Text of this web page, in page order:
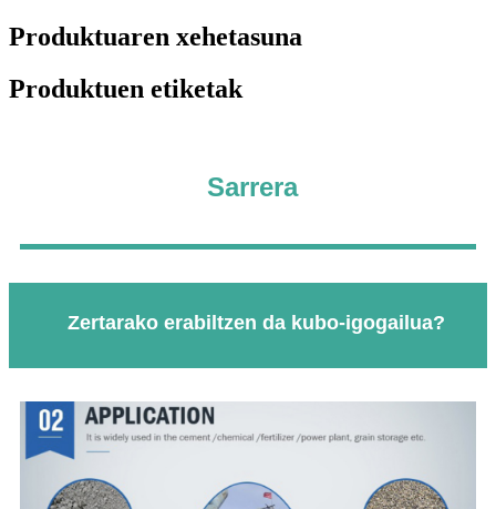
Produktuaren xehetasuna
Produktuen etiketak
Sarrera
Zertarako erabiltzen da kubo-igogailua?